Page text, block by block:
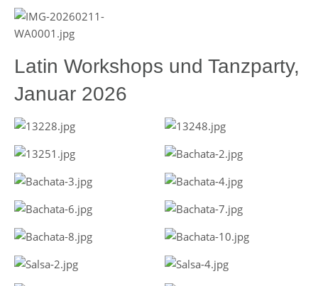
Latin Workshops und Tanzparty,
Januar 2026